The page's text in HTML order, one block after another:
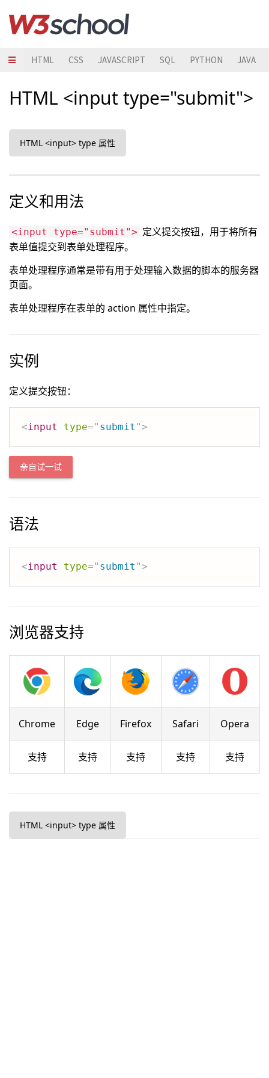
HTML CSS JAVASCRIPT SQL PYTHON JAVA
HTML <input type="submit">
HTML <input> type 属性
定义和用法
<input type="submit"> 定义提交按钮，用于将所有
表单值提交到表单处理程序。
表单处理程序通常是带有用于处理输入数据的脚本的服务器
页面。
表单处理程序在表单的 action 属性中指定。
实例
定义提交按钮：
<input type=" submit ">
亲自试一试
语法
<input type=" submit ">
浏览器支持
Chrome Edge Firefox Safari Opera
支持 支持 支持 支持 支持
HTML <input> type 属性